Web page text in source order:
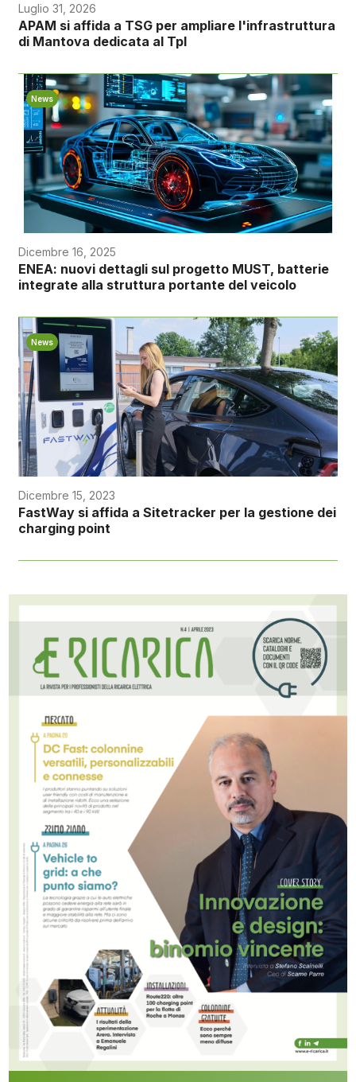
Luglio 31, 2026
APAM si affida a TSG per ampliare l'infrastruttura
di Mantova dedicata al Tpl
News
Dicembre 16, 2025
ENEA: nuovi dettagli sul progetto MUST, batterie
integrate alla struttura portante del veicolo
News
Dicembre 15, 2023
FastWay si affida a Sitetracker per la gestione dei
charging point